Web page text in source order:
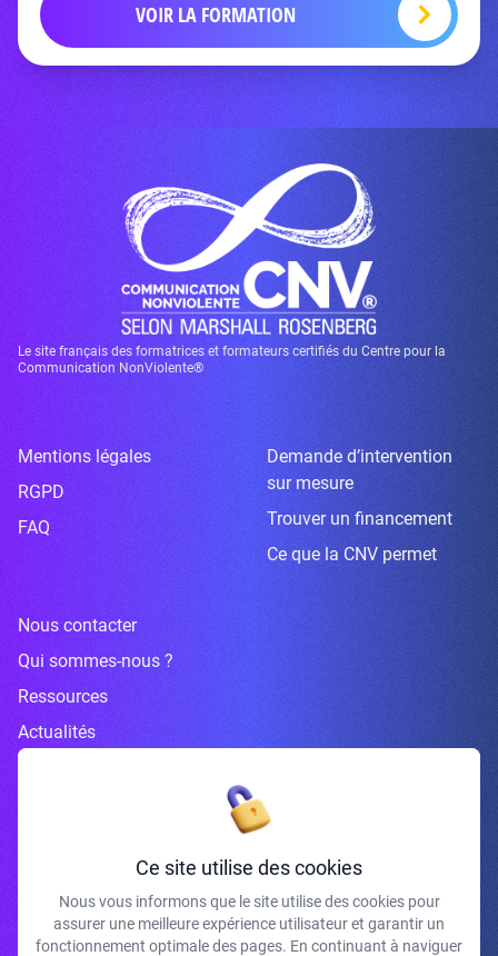
VOIR LA FORMATION
Le site français des formatrices et formateurs certifiés du Centre pour la
Communication NonViolente®
Mentions légales
RGPD
FAQ
Demande d’intervention
sur mesure
Trouver un financement
Ce que la CNV permet
Nous contacter
Qui sommes-nous ?
Ressources
Actualités
Inscrivez-vous à la newsletter
J'accepte de recevoir vos e-mails et confirme avoir pris connaissance de
Ce site utilise des cookies
Nous vous informons que le site utilise des cookies pour
assurer une meilleure expérience utilisateur et garantir un
fonctionnement optimale des pages. En continuant à naviguer